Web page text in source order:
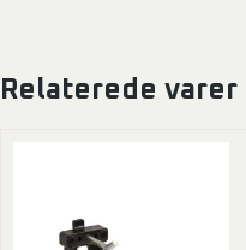
Relaterede varer